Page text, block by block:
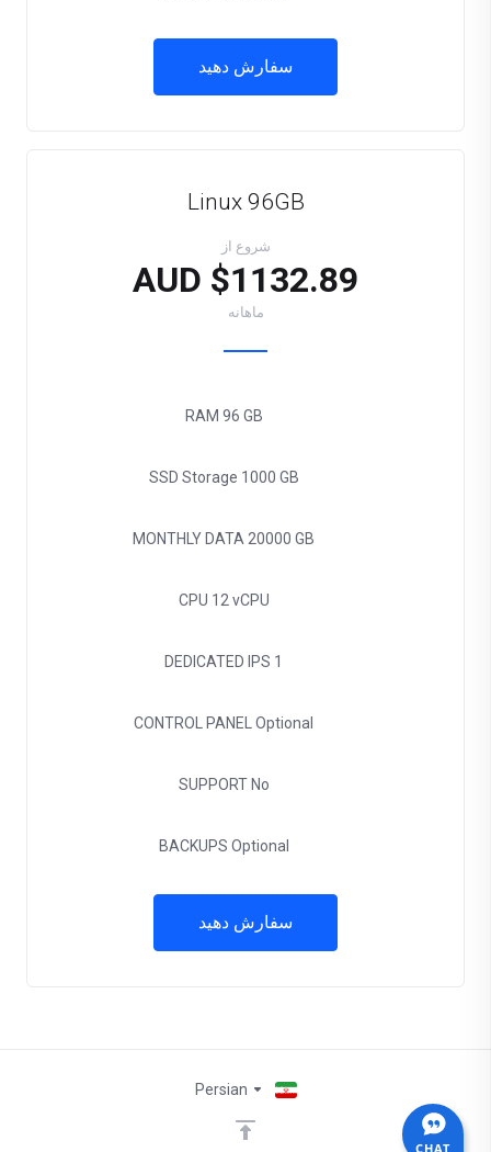
سفارش دهید
Linux 96GB
شروع از
$1132.89 AUD
ماهانه
RAM 96 GB
SSD Storage 1000 GB
MONTHLY DATA 20000 GB
CPU 12 vCPU
DEDICATED IPS 1
CONTROL PANEL Optional
SUPPORTNo
BACKUPS Optional
سفارش دهید
Persian
CHAT